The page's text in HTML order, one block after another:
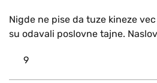
Nigde ne pise da tuze kineze
su odavali poslovne tajne.
9